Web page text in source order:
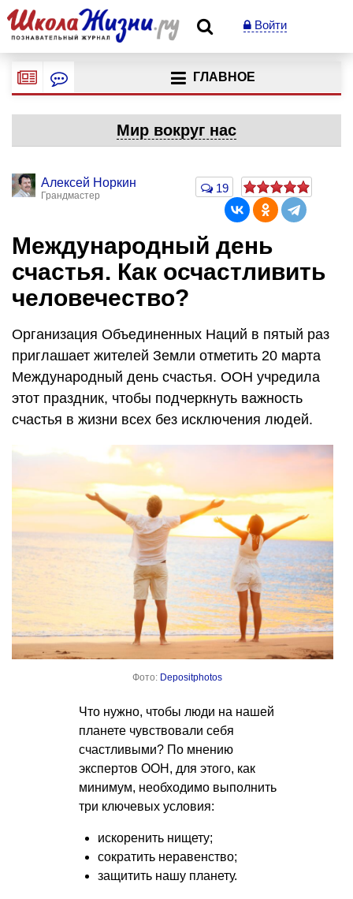
Войти
ГЛАВНОЕ
Мир вокруг нас
Алексей Норкин
Грандмастер
19
Международный день
счастья. Как осчастливить
человечество?
Организация Объединенных Наций в пятый раз
приглашает жителей Земли отметить 20 марта
Международный день счастья. ООН учредила
этот праздник, чтобы подчеркнуть важность
счастья в жизни всех без исключения людей.
Фото: Depositphotos
Что нужно, чтобы люди на нашей
планете чувствовали себя
счастливыми? По мнению
экспертов ООН, для этого, как
минимум, необходимо выполнить
три ключевых условия:
искоренить нищету;
сократить неравенство;
защитить нашу планету.